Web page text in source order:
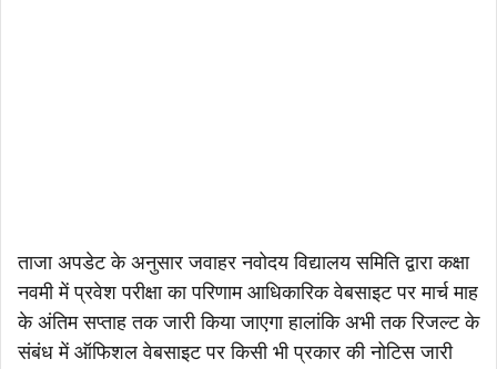
ताजा अपडेट के अनुसार जवाहर नवोदय विद्यालय समिति द्वारा कक्षा
नवमी में प्रवेश परीक्षा का परिणाम आधिकारिक वेबसाइट पर मार्च माह
के अंतिम सप्ताह तक जारी किया जाएगा हालांकि अभी तक रिजल्ट के
संबंध में ऑफिशल वेबसाइट पर किसी भी प्रकार की नोटिस जारी